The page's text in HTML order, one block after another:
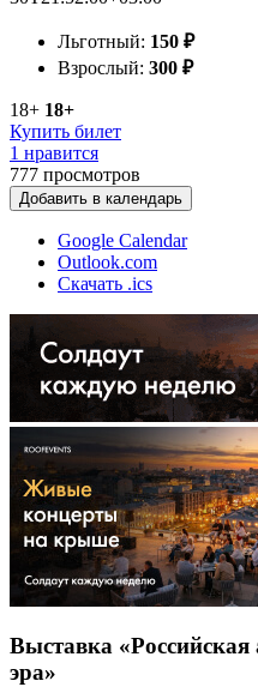
Льготный: 150 ₽
Взрослый: 300 ₽
18+ 18+
Купить билет
1 нравится
777 просмотров
Добавить в календарь
Google Calendar
Outlook.com
Скачать .ics
Выставка
эра»